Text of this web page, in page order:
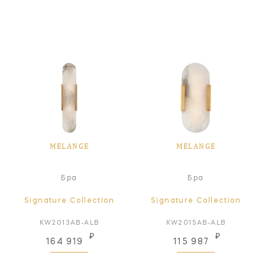
MELANGE
Бра
Signature Collection
KW2013AB-ALB
164 919
₽
MELANGE
Бра
Signature Collection
KW2015AB-ALB
115 987
₽